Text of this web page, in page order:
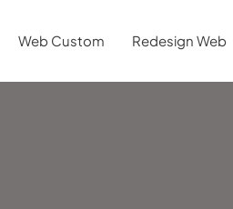
Web Custom Redesign Web